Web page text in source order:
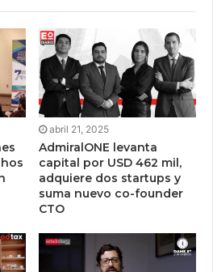
abril 21, 2025
AdmiralONE levanta
capital por USD 462 mil,
adquiere dos startups y
suma nuevo co-founder
CTO